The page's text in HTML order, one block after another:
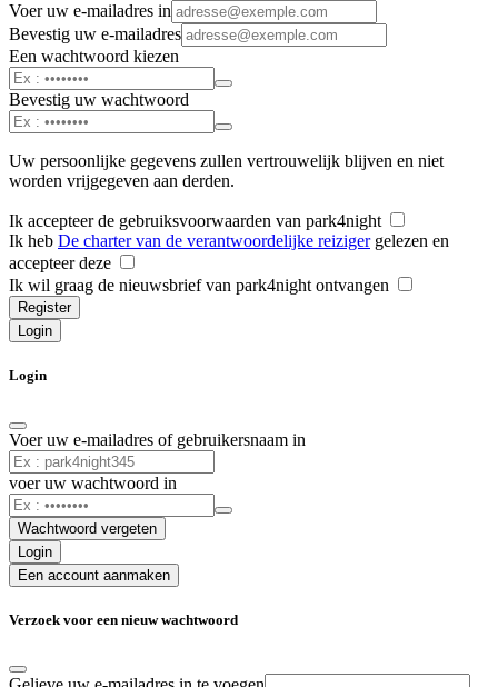
Voer uw e-mailadres in
Bevestig uw e-mailadres
Een wachtwoord kiezen
Bevestig uw wachtwoord
Uw persoonlijke gegevens zullen vertrouwelijk blijven en niet
worden vrijgegeven aan derden.
Ik accepteer de gebruiksvoorwaarden van park4night
Ik heb De charter van de verantwoordelijke reizigergelezen en
accepteer deze
Ik wil graag de nieuwsbrief van park4night ontvangen
Register
Login
Login
Voer uw e-mailadres of gebruikersnaam in
voer uw wachtwoord in
Wachtwoord vergeten
Login
Een account aanmaken
Verzoek voor een nieuw wachtwoord